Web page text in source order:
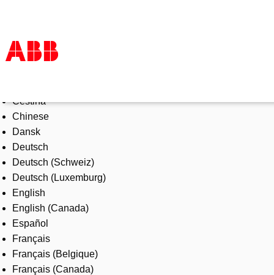
Products & Solutions
Industries
Services
About us
Where to buy
Contact us
Careers
Čeština
Chinese
Dansk
Deutsch
Deutsch (Schweiz)
Deutsch (Luxemburg)
English
English (Canada)
Español
Français
Français (Belgique)
Français (Canada)